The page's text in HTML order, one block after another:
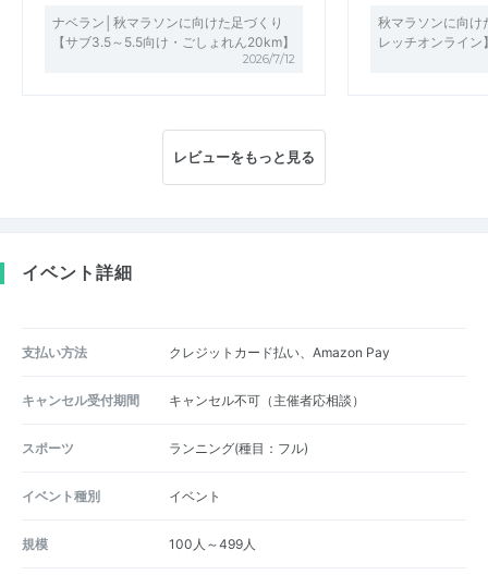
ナベラン│秋マラソンに向けた足づくり
【サブ3.5～5.5向け・ごしょれん20km】
2026/7/12
秋マラソンに向
レッチオンライン
レビューをもっと見る
イベント詳細
支払い方法 クレジットカード払い、Amazon Pay
キャンセル受付期間 キャンセル不可（主催者応相談）
スポーツ ランニング(種目：フル)
イベント種別 イベント
規模 100人～499人